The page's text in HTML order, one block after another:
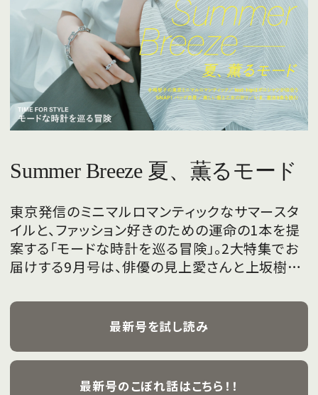
Summer Breeze 夏、薫るモード
東京発信のミニマルロマンティックなサマースタ
イルと、ファッション好きのための運命の1本を提
案する「モードな時計を巡る冒険」。2大特集でお
届けする9月号は、俳優の見上愛さんと上坂樹里
飾ります。
最新号を試し読み
最新号のこぼれ話はこちら！！